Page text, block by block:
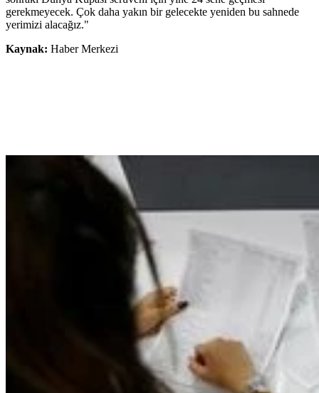
gerekmeyecek. Çok daha yakın bir gelecekte yeniden bu sahnede
yerimizi alacağız."
Kaynak: Haber Merkezi